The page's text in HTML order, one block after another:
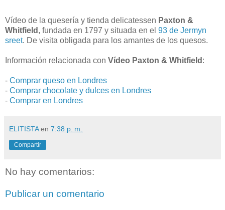
Vídeo de la quesería y tienda delicatessen Paxton &
Whitfield , fundada en 1797 y situada en el 93 de Jermyn
sreet. De visita obligada para los amantes de los quesos.
Información relacionada con Vídeo Paxton & Whitfield :
- Comprar queso en Londres
- Comprar chocolate y dulces en Londres
- Comprar en Londres
ELITISTA en 7:38 p. m.
Compartir
No hay comentarios:
Publicar un comentario